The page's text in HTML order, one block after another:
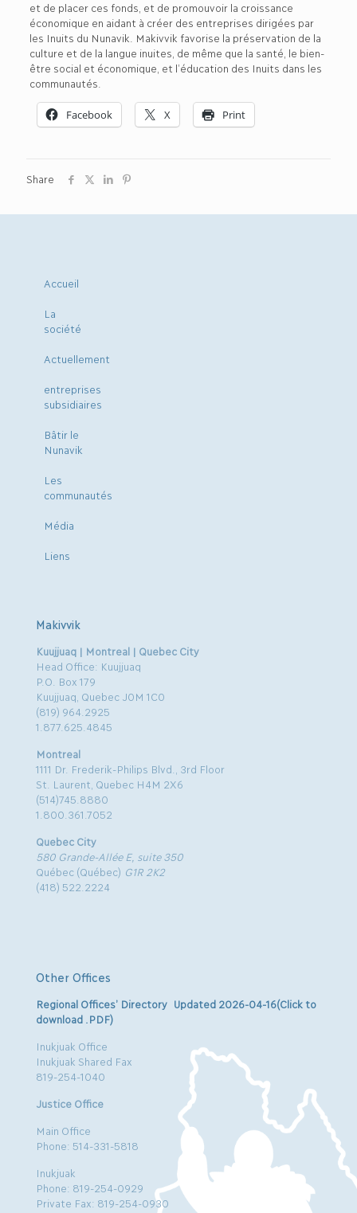
et de placer ces fonds, et de promouvoir la croissance
économique en aidant à créer des entreprises dirigées par
les Inuits du Nunavik. Makivvik favorise la préservation de la
culture et de la langue inuites, de même que la santé, le bien-
être social et économique, et l’éducation des Inuits dans les
communautés.
Facebook X Print
Share
Accueil
La
société
Actuellement
entreprises
subsidiaires
Bâtir le
Nunavik
Les
communautés
Média
Liens
Makivvik
Kuujjuaq | Montreal | Quebec City
Head Office: Kuujjuaq
P.O. Box 179
Kuujjuaq, Quebec J0M 1C0
(819) 964.2925
1.877.625.4845
Montreal
1111 Dr. Frederik-Philips Blvd., 3rd Floor
St. Laurent, Quebec H4M 2X6
(514)745.8880
1.800.361.7052
Quebec City
580 Grande-Allée E, suite 350
Québec (Québec) G1R 2K2
(418) 522.2224
Other Offices
Regional Offices’ Directory Updated 2026-04-16(Click to
download .PDF)
Inukjuak Office
Inukjuak Shared Fax
819-254-1040
Justice Office
Main Office
Phone: 514-331-5818
Inukjuak
Phone: 819-254-0929
Private Fax: 819-254-0930